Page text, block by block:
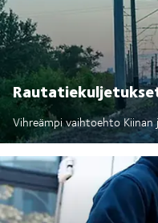
Vihreämpi vaihtoehto Kiinan